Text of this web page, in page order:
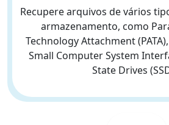
Recupere arquivos de vários
armazenamento, como
Technology Attachment (PATA),
Small Computer System
State Drives